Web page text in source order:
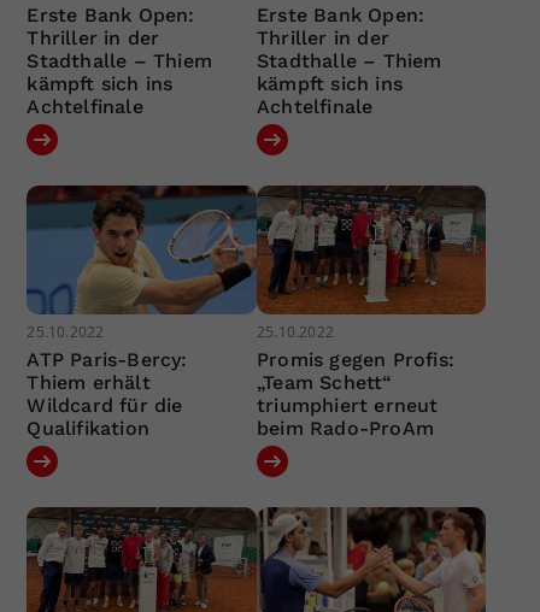
Erste Bank Open:
Thriller in der
Stadthalle – Thiem
kämpft sich ins
Achtelfinale
Erste Bank Open:
Thriller in der
Stadthalle – Thiem
kämpft sich ins
Achtelfinale
25.10.2022
ATP Paris-Bercy:
Thiem erhält
Wildcard für die
Qualifikation
25.10.2022
Promis gegen Profis:
„Team Schett“
triumphiert erneut
beim Rado-ProAm